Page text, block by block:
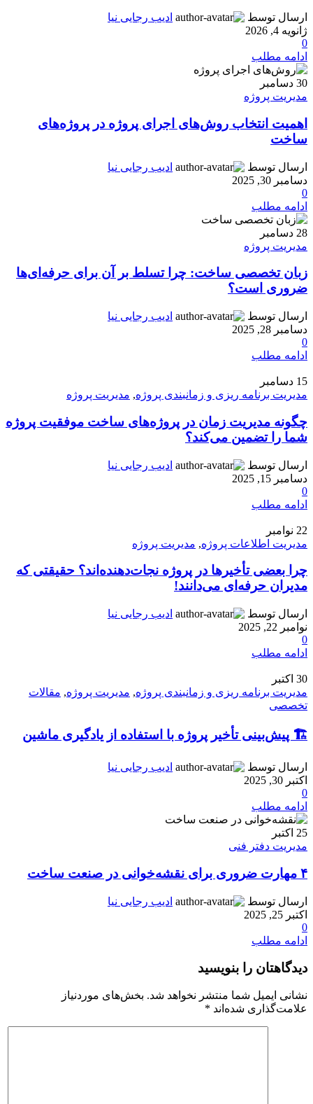
ارسال توسط
ادیب رجایی نیا
ژانویه 4, 2026
0
ادامه مطلب
30 دسامبر
مدیریت پروژه
اهمیت انتخاب روش‌های اجرای پروژه در پروژه‌های
ساخت
ارسال توسط
ادیب رجایی نیا
دسامبر 30, 2025
0
ادامه مطلب
28 دسامبر
مدیریت پروژه
زبان تخصصی ساخت: چرا تسلط بر آن برای حرفه‌ای‌ها
ضروری است؟
ارسال توسط
ادیب رجایی نیا
دسامبر 28, 2025
0
ادامه مطلب
15 دسامبر
مدیریت برنامه ریزی و زمانبندی پروژه, مدیریت پروژه
چگونه مدیریت زمان در پروژه‌های ساخت موفقیت پروژه
شما را تضمین می‌کند؟
ارسال توسط
ادیب رجایی نیا
دسامبر 15, 2025
0
ادامه مطلب
22 نوامبر
مدیریت اطلاعات پروژه, مدیریت پروژه
چرا بعضی تأخیرها در پروژه نجات‌دهنده‌اند؟ حقیقتی که
مدیران حرفه‌ای می‌دانند!
ارسال توسط
ادیب رجایی نیا
نوامبر 22, 2025
0
ادامه مطلب
30 اکتبر
مدیریت برنامه ریزی و زمانبندی پروژه, مدیریت پروژه, مقالات
تخصصی
🏗️ پیش‌بینی تأخیر پروژه با استفاده از یادگیری ماشین
ارسال توسط
ادیب رجایی نیا
اکتبر 30, 2025
0
ادامه مطلب
25 اکتبر
مدیریت دفتر فنی
۴ مهارت ضروری برای نقشه‌خوانی در صنعت ساخت
ارسال توسط
ادیب رجایی نیا
اکتبر 25, 2025
0
ادامه مطلب
دیدگاهتان را بنویسید
نشانی ایمیل شما منتشر نخواهد شد. بخش‌های موردنیاز
علامت‌گذاری شده‌اند *